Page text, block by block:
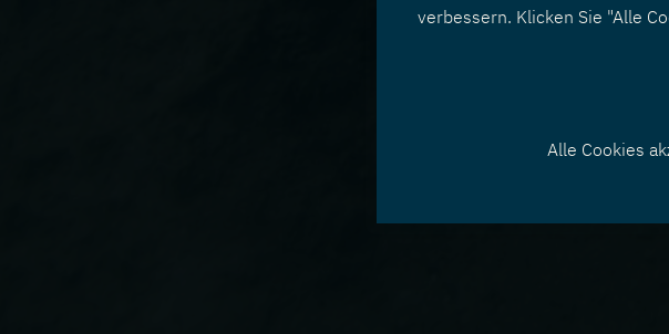
verbessern. Klicken Sie "Alle
Alle Cookies